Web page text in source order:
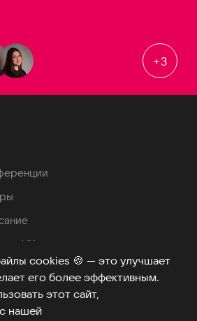
cookies 🍪 — это улучшает
его более эффективным.
этот сайт,
нашей
+3
VK
проведения
вопросы